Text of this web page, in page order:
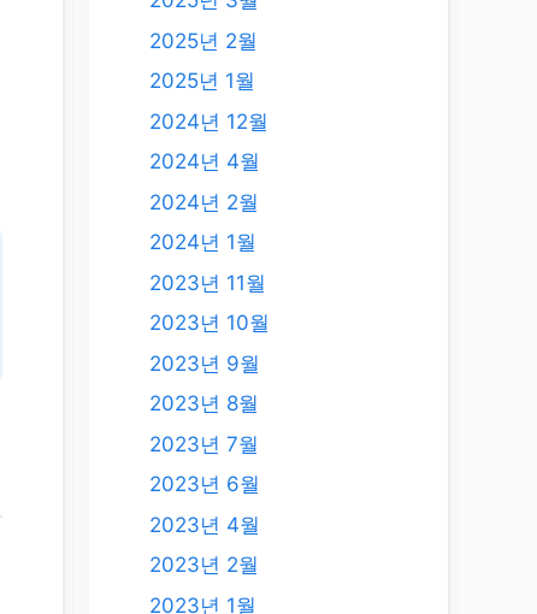
2025년 2월
2025년 1월
2024년 12월
2024년 4월
2024년 2월
2024년 1월
2023년 11월
2023년 10월
2023년 9월
2023년 8월
2023년 7월
2023년 6월
2023년 4월
2023년 2월
2023년 1월